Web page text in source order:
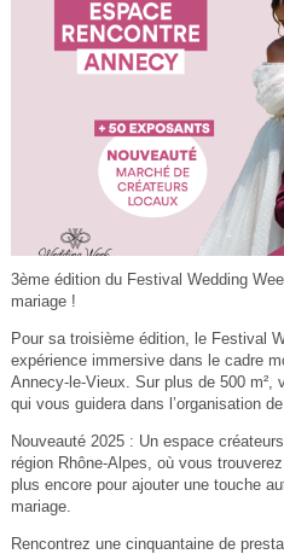
3ème édition du Festival Wedding
mariage !
Pour sa troisième édition, le Festival
expérience immersive dans le cadre
Annecy-le-Vieux. Sur plus de 500 m²,
qui vous guidera dans l’organisation
Nouveauté 2025 : Un espace
région Rhône-Alpes, où vous
plus encore pour ajouter une touche
mariage.
Rencontrez une cinquantaine de